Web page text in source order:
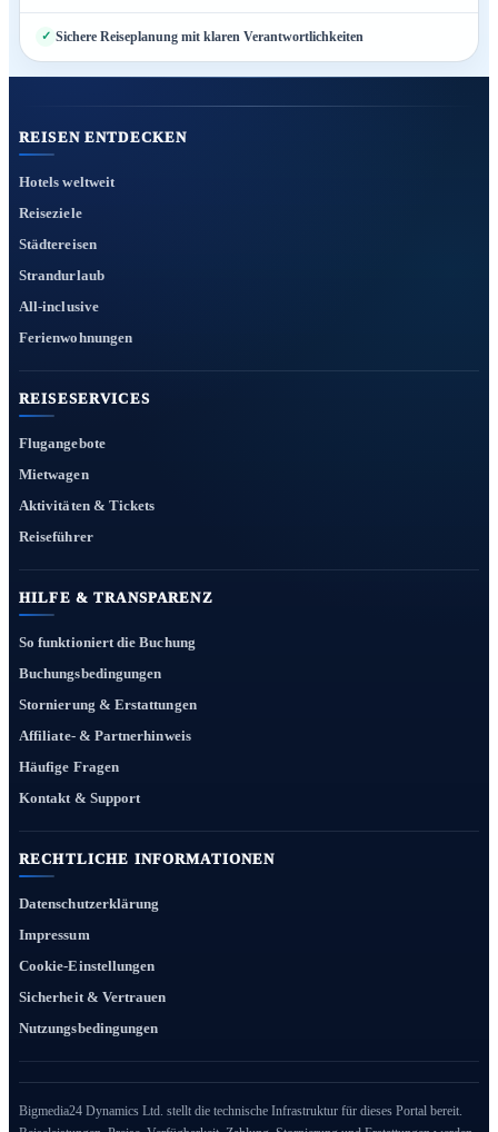
Sichere Reiseplanung mit klaren Verantwortlichkeiten
REISEN ENTDECKEN
Hotels weltweit
Reiseziele
Städtereisen
Strandurlaub
All-inclusive
Ferienwohnungen
REISESERVICES
Flugangebote
Mietwagen
Aktivitäten & Tickets
Reiseführer
HILFE & TRANSPARENZ
So funktioniert die Buchung
Buchungsbedingungen
Stornierung & Erstattungen
Affiliate- & Partnerhinweis
Häufige Fragen
Kontakt & Support
RECHTLICHE INFORMATIONEN
Datenschutzerklärung
Impressum
Cookie-Einstellungen
Sicherheit & Vertrauen
Nutzungsbedingungen
Bigmedia24 Dynamics Ltd. stellt die technische Infrastruktur für dieses Portal bereit.